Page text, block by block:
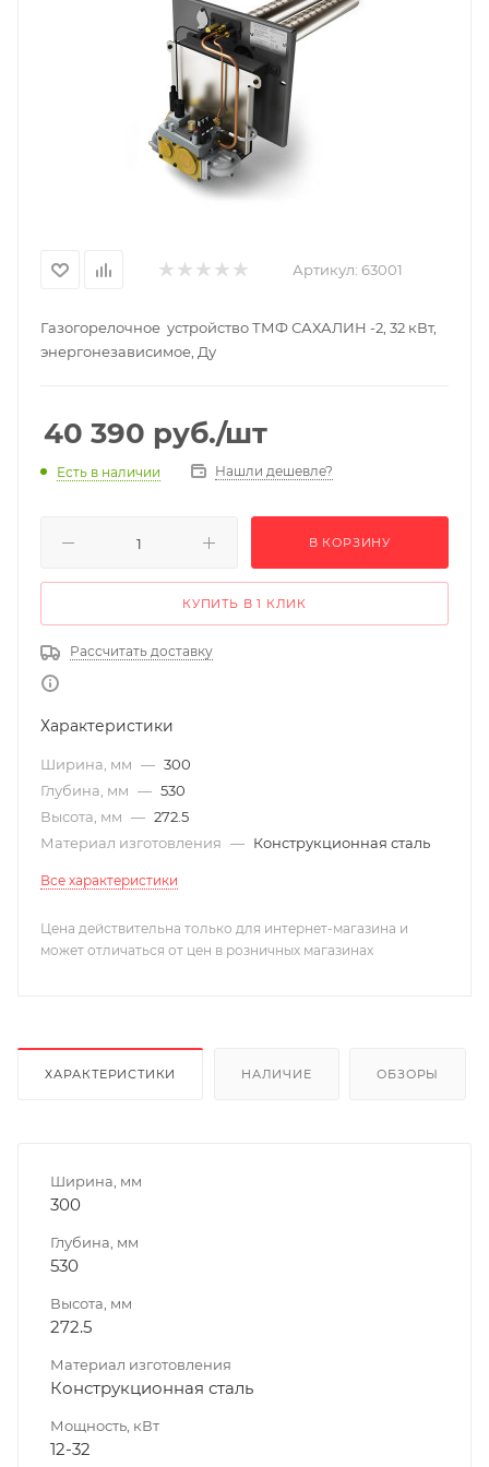
Артикул: 63001
Газогорелочное устройство ТМФ САХАЛИН -2, 32 кВт,
энергонезависимое, Ду
40 390 руб./шт
Есть в наличии Нашли дешевле?
В КОРЗИНУ
КУПИТЬ В 1 КЛИК
Рассчитать доставку
Характеристики
Ширина, мм — 300
Глубина, мм — 530
Высота, мм — 272.5
Материал изготовления — Конструкционная сталь
Все характеристики
Цена действительна только для интернет-магазина и
может отличаться от цен в розничных магазинах
ХАРАКТЕРИСТИКИ НАЛИЧИЕ ОБЗОРЫ
Ширина, мм
300
Глубина, мм
530
Высота, мм
272.5
Материал изготовления
Конструкционная сталь
Мощность, кВт
12-32